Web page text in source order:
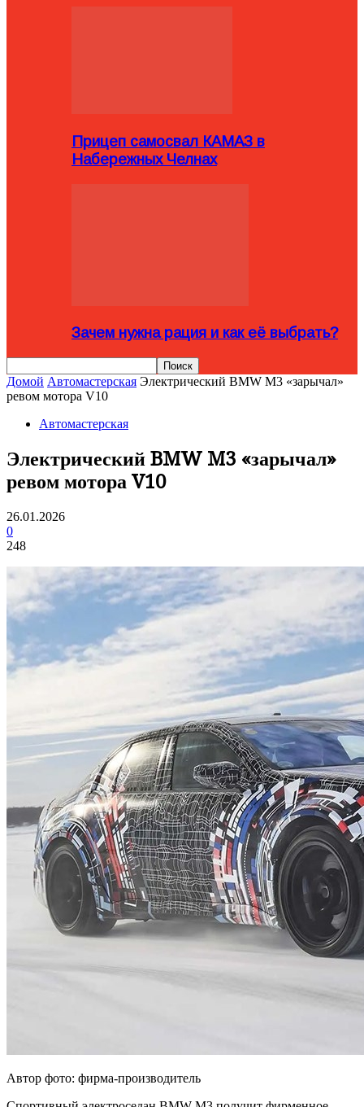
Прицеп самосвал КАМАЗ в
Набережных Челнах
Зачем нужна рация и как её выбрать?
Домой Автомастерская Электрический BMW M3 «зарычал»
ревом мотора V10
Автомастерская
Электрический BMW M3 «зарычал»
ревом мотора V10
26.01.2026
0
248
Автор фото: фирма-производитель